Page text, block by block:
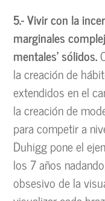
5.- Vivir con la
marginales
mentales’ sólidos.
la creación de
extendidos en el
la creación de
para competir a
Duhigg pone el
los 7 años
obsesivo de la